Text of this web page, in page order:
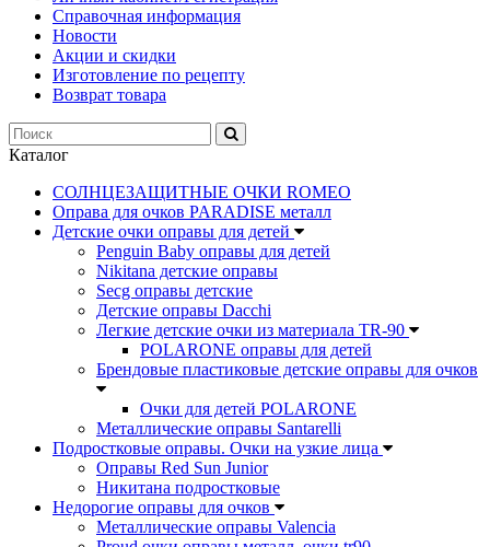
Справочная информация
Новости
Акции и скидки
Изготовление по рецепту
Возврат товара
Каталог
СОЛНЦЕЗАЩИТНЫЕ ОЧКИ ROMEO
Оправа для очков PARADISE металл
Детские очки оправы для детей
Penguin Baby оправы для детей
Nikitana детские оправы
Secg оправы детские
Детские оправы Dacchi
Легкие детские очки из материала TR-90
POLARONE оправы для детей
Брендовые пластиковые детские оправы для очков
Очки для детей POLARONE
Металлические оправы Santarelli
Подростковые оправы. Очки на узкие лица
Оправы Red Sun Junior
Никитана подростковые
Недорогие оправы для очков
Металлические оправы Valencia